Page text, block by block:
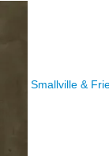
Smallville &